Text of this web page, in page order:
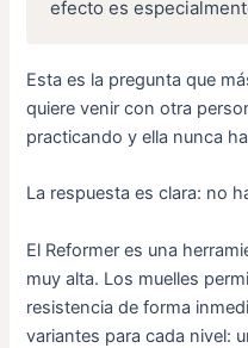
efecto es
Esta es la pregunta que
quiere venir con otra
practicando y ella nunca
La respuesta es clara: no
El Reformer es una
muy alta. Los muelles
resistencia de forma
variantes para cada nivel: